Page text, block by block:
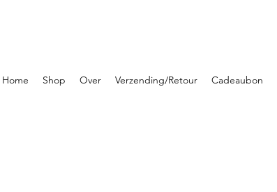
Home Shop Over Verzending/Retour Cadeaubon